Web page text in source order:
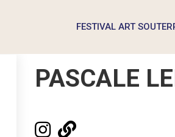
FESTIVAL ART
PASCALE